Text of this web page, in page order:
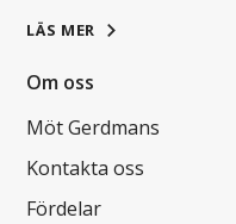
LÄS MER
Om oss
Möt Gerdmans
Kontakta oss
Fördelar